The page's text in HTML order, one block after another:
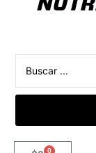
0